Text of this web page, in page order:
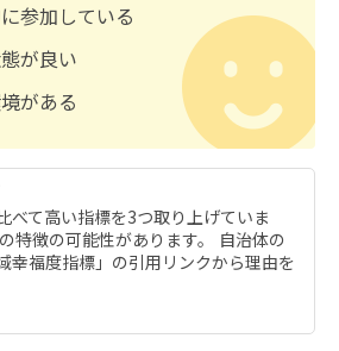
参加している
が良い
がある
べて高い指標を3つ取り上げていま
特徴の可能性があります。 自治体の
幸福度指標」の引用リンクから理由を